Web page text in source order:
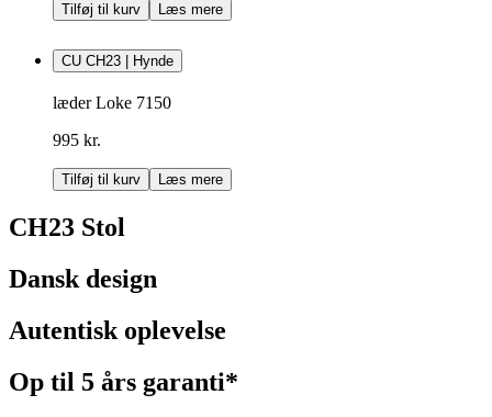
Tilføj til kurv Læs mere
CU CH23 | Hynde
læder Loke 7150
995 kr.
Tilføj til kurv Læs mere
CH23 Stol
Dansk design
Autentisk oplevelse
Op til 5 års garanti*